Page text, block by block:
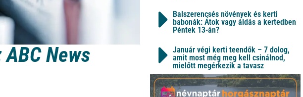
News
Balszerencsés növények és kerti
babonák: Átok vagy áldás a kertedben
Péntek 13-án?
Január végi kerti teendők – 7 dolog,
amit most még meg kell csinálnod,
mielőtt megérkezik a tavasz